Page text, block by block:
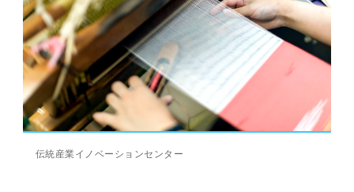
伝統産業イノベーションセンター